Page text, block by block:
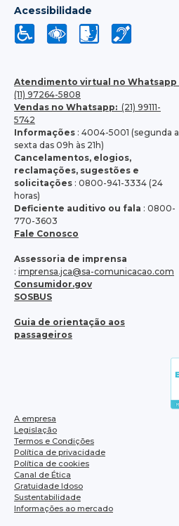
Acessibilidade
Atendimento virtual no Whatsapp
(11) 97264-5808
Vendas no Whatsapp: (21) 99111-
5742
Informações : 4004-5001 (segunda a
sexta das 09h às 21h)
Cancelamentos, elogios,
reclamações, sugestões e
solicitações : 0800-941-3334 (24
horas)
Deficiente auditivo ou fala : 0800-
770-3603
Fale Conosco
Assessoria de imprensa
: imprensa.jca@sa-comunicacao.com
Consumidor.gov
SOSBUS
Guia de orientação aos
passageiros
A empresa
Legislação
Termos e Condições
Política de privacidade
Política de cookies
Canal de Ética
Gratuidade Idoso
Sustentabilidade
Informações ao mercado